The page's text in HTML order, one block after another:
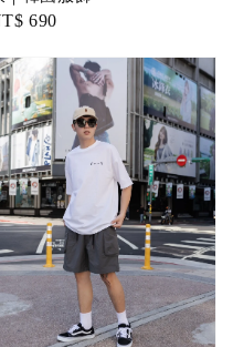
690